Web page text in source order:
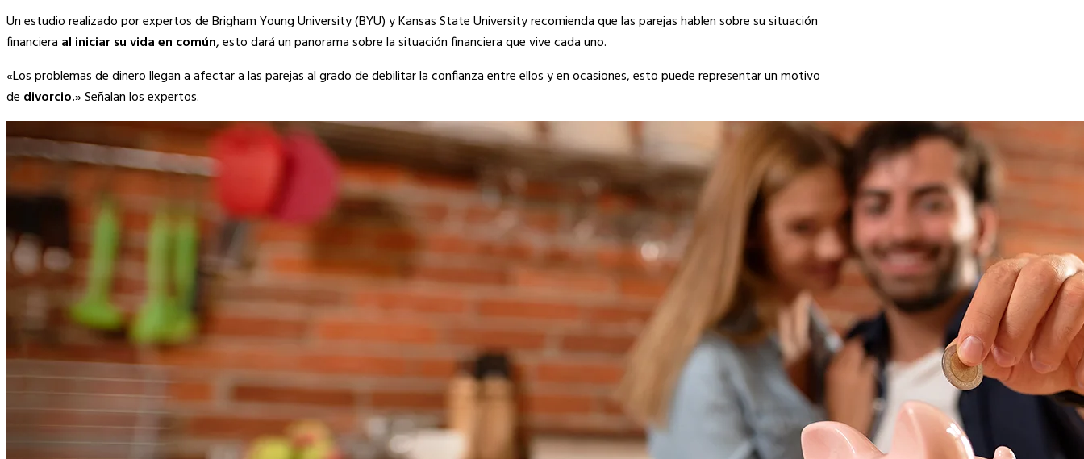
Un estudio realizado por expertos de Brigham Young University (BYU) y Kansas State University recomienda que las parejas hablen sobre su situación
financiera al iniciar su vida en común, esto dará un panorama sobre la situación financiera que vive cada uno.
«Los problemas de dinero llegan a afectar a las parejas al grado de debilitar la confianza entre ellos y en ocasiones, esto puede representar un motivo
de divorcio.» Señalan los expertos.